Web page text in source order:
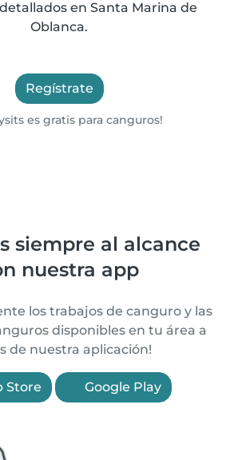
en Santa Marina de
Oblanca.
Regístrate
es gratis para canguros!
siempre al alcance
nuestra app
los trabajos de canguro y las
disponibles en tu área a
de nuestra aplicación!
Store Google Play